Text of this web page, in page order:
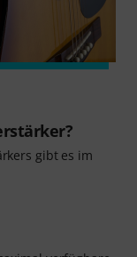
gibt es im